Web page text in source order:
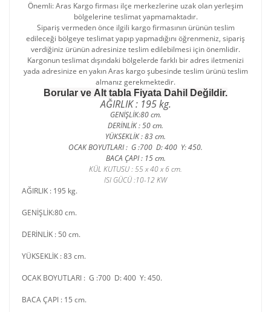
Önemli: Aras Kargo firması ilçe merkezlerine uzak olan yerleşim
bölgelerine teslimat yapmamaktadır.
Sipariş vermeden önce ilgili kargo firmasının ürünün teslim
edileceği bölgeye teslimat yapıp yapmadığını öğrenmeniz, sipariş
verdiğiniz ürünün adresinize teslim edilebilmesi için önemlidir.
Kargonun teslimat dışındaki bölgelerde farklı bir adres iletmenizi
yada adresinize en yakın Aras kargo şubesinde teslim ürünü teslim
almanız gerekmektedir.
Borular ve Alt tabla Fiyata Dahil Değildir.
AĞIRLIK : 195 kg.
GENİŞLİK:80 cm.
DERİNLİK : 50 cm.
YÜKSEKLİK : 83 cm.
OCAK BOYUTLARI : G :700 D: 400 Y: 450.
BACA ÇAPI : 15 cm.
KÜL KUTUSU : 55 x 40 x 6 cm.
ISI GÜCÜ :10-12 KW
AĞIRLIK : 195 kg.
GENİŞLİK:80 cm.
DERİNLİK : 50 cm.
YÜKSEKLİK : 83 cm.
OCAK BOYUTLARI : G :700 D: 400 Y: 450.
BACA ÇAPI : 15 cm.